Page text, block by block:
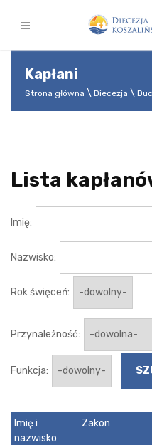
Kapłani
Strona główna Diecezja
Lista
Imię:
Nazwisko:
Rok święceń:
Przynależność:
Funkcja:
Imię i
nazwisko
Zakon